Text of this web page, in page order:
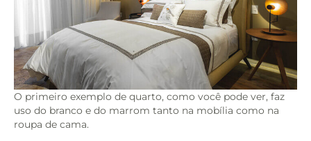
O primeiro exemplo de quarto, como você pode ver, faz
uso do branco e do marrom tanto na mobília como na
roupa de cama.